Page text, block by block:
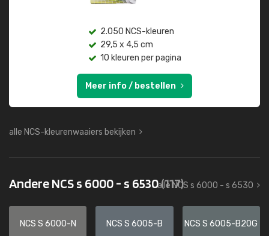
2.050 NCS-kleuren
29,5 x 4,5 cm
10 kleuren per pagina
Meer info / bestellen
alle NCS-kleurenwaaiers bekijken
Andere NCS s 6000 - s 6530(117)
alle NCS s 6000 - s 6530
NCS S 6000-N NCS S 6005-B NCS S 6005-B20G